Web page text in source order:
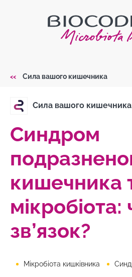
Сила вашого кишечника
Сила вашого кишечника
Синдром
кишечника
мікробіота:
зв’язок?
Мікробіота кишківника